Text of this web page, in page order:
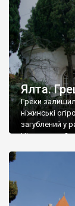
Ялта.
Греки
ніжинські
загублений у
Ніжин греки?